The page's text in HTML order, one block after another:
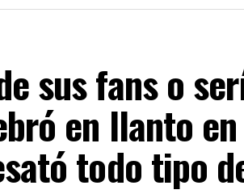
sus fans o
en llanto
todo tipo